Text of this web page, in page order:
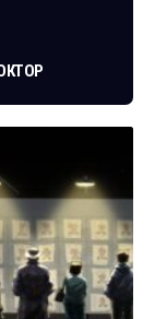
С.ЦОГТБАЯР